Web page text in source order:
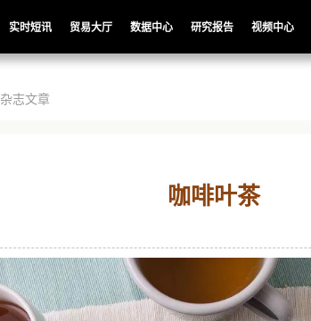
实时短讯 贸易大厅 数据中心 研究报告 视频中心
杂志文章
咖啡叶茶